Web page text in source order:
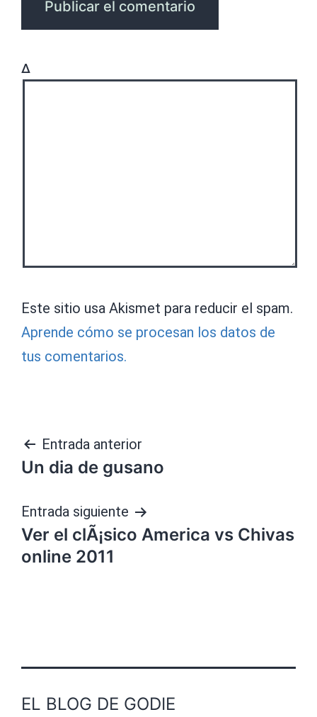
Δ
Este sitio usa Akismet para reducir el spam.
Aprende cómo se procesan los datos de
tus comentarios.
Navegación
de
entradas
Entrada anterior
Un dia de gusano
Entrada siguiente
Ver el clÃ¡sico America vs Chivas
online 2011
EL BLOG DE GODIE